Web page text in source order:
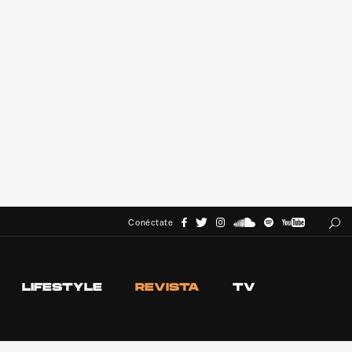
Conéctate
LIFESTYLE REVISTA TV